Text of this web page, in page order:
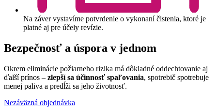
Na záver vystavíme potvrdenie o vykonaní čistenia, ktoré je
platné aj pre účely revízie.
Bezpečnosť a úspora v jednom
Okrem eliminácie požiarneho rizika má dôkladné oddechtovanie aj
ďalší prínos – zlepší sa účinnosť spaľovania, spotrebič spotrebuje
menej paliva a predĺži sa jeho životnosť.
Nezáväzná objednávka